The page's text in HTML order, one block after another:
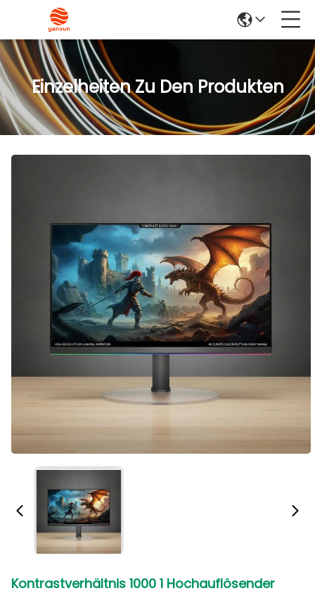
Einzelheiten Zu Den Produkten
Kontrastverhältnis 1000 1 Hochauflösender